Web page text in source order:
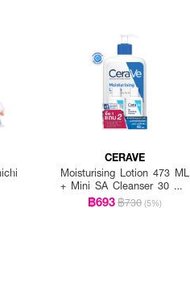
CERAVE
Moisturising Lotion 473 ML
+ Mini SA Cleanser 30 ML
x 2 PCS.
฿693฿730 (5%)